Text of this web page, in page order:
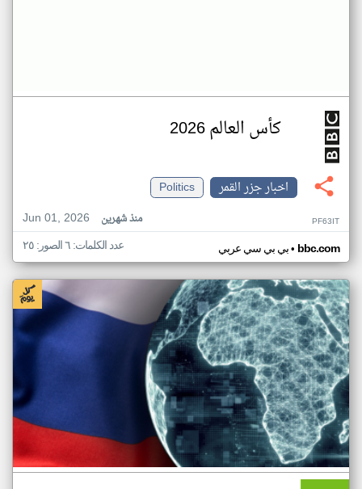
كأس العالم 2026
اخبار جزر القمر
Politics
Jun 01, 2026
منذ شهرين PF63IT
بي بي سي عربي• bbc.com عدد الكلمات: ٦ الصور: ٢٥